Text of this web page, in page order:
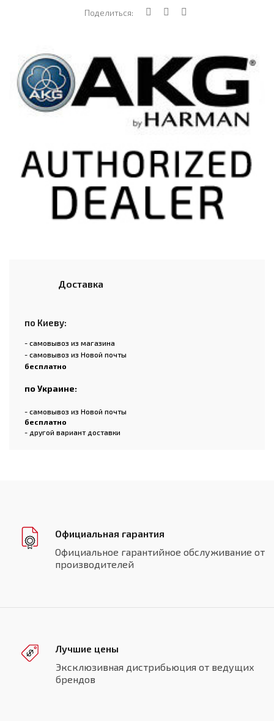
Поделиться:
Доставка
по Киеву:
- самовывоз из магазина
- самовывоз из Новой почты
бесплатно
по Украине:
- самовывоз из Новой почты
бесплатно
- другой вариант доставки
Официальная гарантия
Официальное гарантийное обслуживание от
производителей
Лучшие цены
Эксклюзивная дистрибьюция от ведущих
брендов